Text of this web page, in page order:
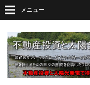
メニュー